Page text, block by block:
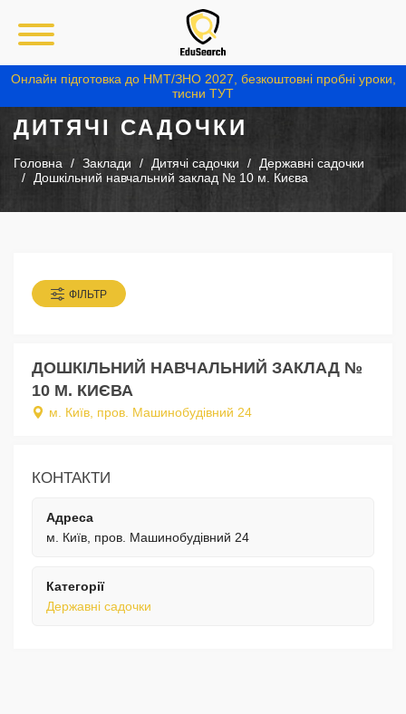
Онлайн підготовка до НМТ/ЗНО 2027, безкоштовні пробні уроки,
тисни ТУТ
ДИТЯЧІ САДОЧКИ
Головна Заклади Дитячі садочки
Державні садочки
Дошкільний навчальний заклад № 10 м. Києва
ФІЛЬТР
ДОШКІЛЬНИЙ НАВЧАЛЬНИЙ ЗАКЛАД №
10 М. КИЄВА
м. Київ, пров. Машинобудівний 24
КОНТАКТИ
Адреса
м. Київ, пров. Машинобудівний 24
Категорії
Державні садочки